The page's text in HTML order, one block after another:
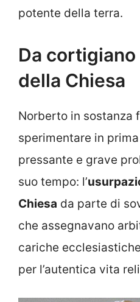
potente della terra.
Da
della Chiesa
Norberto in sostanza
sperimentare in
pressante e grave
suo tempo: l’
Chiesa da parte di
che assegnavano
cariche
per l’autentica vita